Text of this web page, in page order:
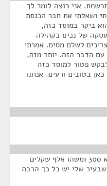
אני רוצה לומר לך
ושאלתי את חבר הכנסת
ביקר במוסד כזה,
של נכים בקהילה
לשלם מסים. אמרתי
הדבר הזה. יותר מזה,
פטור למוסד כזה
בטובים ורעים. אנחנו
כדאי שידעו שהסכום האמיתי הוא 300 ומשהו אלף שקלים
שלי יש כל כך הרבה